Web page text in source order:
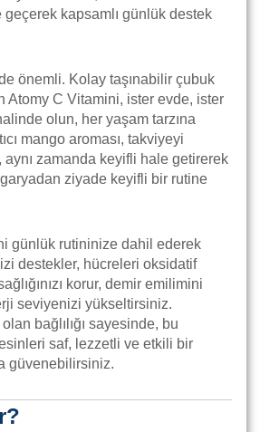
kapsamlı günlük destek
önemli. Kolay taşınabilir çubuk
Atomy C Vitamini, ister evde, ister
olun, her yaşam tarzına
mango aroması, takviyeyi
zamanda keyifli hale getirerek
ziyade keyifli bir rutine
günlük rutininize dahil ederek
destekler, hücreleri oksidatif
korur, demir emilimini
seviyenizi yükseltirsiniz.
bağlılığı sayesinde, bu
saf, lezzetli ve etkili bir
güvenebilirsiniz.